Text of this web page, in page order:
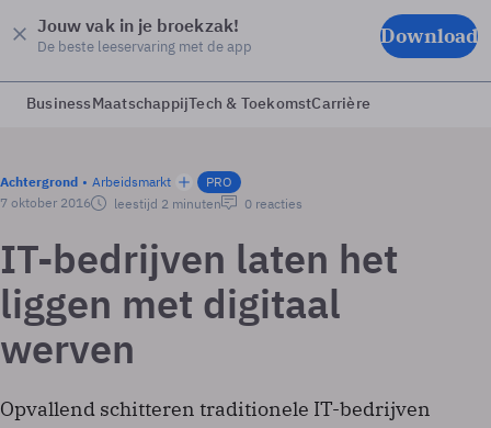
Jouw vak in je broekzak!
De beste leeservaring met de app Download
BusinessMaatschappijTech & ToekomstCarrière
Achtergrond Arbeidsmarkt
PRO
7 oktober 2016
leestijd 2 minuten 0 reacties
IT-bedrijven laten het
liggen met digitaal
werven
Opvallend schitteren traditionele IT-bedrijven